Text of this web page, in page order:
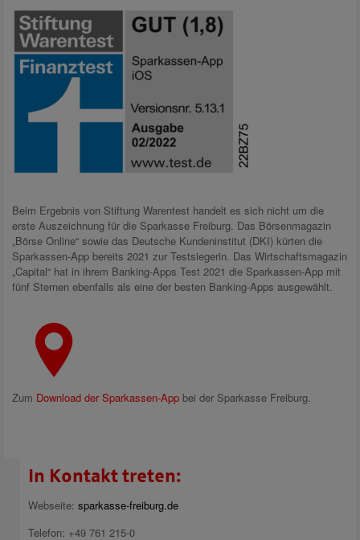
Beim Ergebnis von Stiftung Warentest handelt es sich nicht um die
erste Auszeichnung für die Sparkasse Freiburg. Das Börsenmagazin
„Börse Online“ sowie das Deutsche Kundeninstitut (DKI) kürten die
Sparkassen-App bereits 2021 zur Testsiegerin. Das Wirtschaftsmagazin
„Capital“ hat in ihrem Banking-Apps Test 2021 die Sparkassen-App mit
fünf Sternen ebenfalls als eine der besten Banking-Apps ausgewählt.
Zum Download der Sparkassen-App bei der Sparkasse Freiburg.
In Kontakt treten:
Webseite: sparkasse-freiburg.de
Telefon: +49 761 215-0